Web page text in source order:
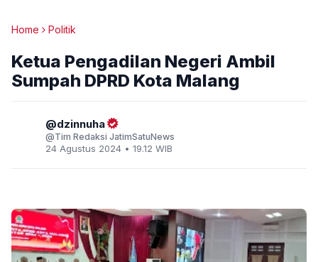
Home Politik
Ketua Pengadilan Negeri Ambil
Sumpah DPRD Kota Malang
dzinnuha
Tim Redaksi JatimSatuNews
24 Agustus 2024 • 19.12 WIB